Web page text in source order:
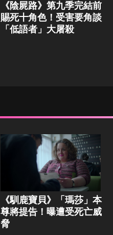
《陰屍路》第九季完結前
賜死十角色！受害要角談
「低語者」大屠殺
《馴鹿寶貝》「瑪莎」本
尊將提告！曝遭受死亡威
脅